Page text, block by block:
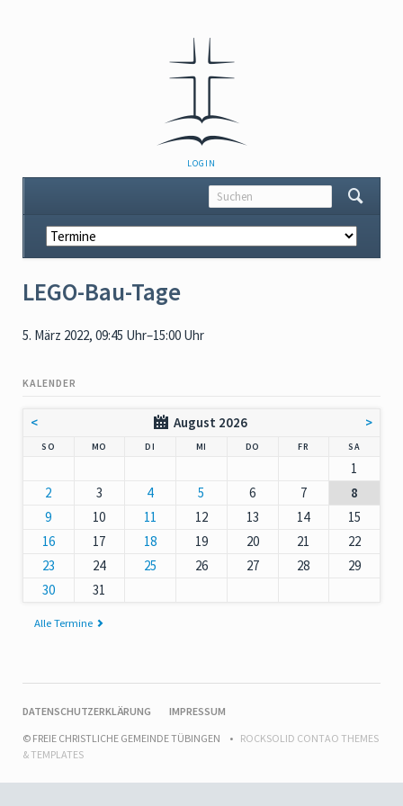
NAVIGATION
ÜBERSPRINGEN
LOGIN
Navigation
überspringen
LEGO-Bau-Tage
5. März 2022, 09:45 Uhr–15:00 Uhr
KALENDER
< August 2026 >
SO MO DI MI DO NNERSTAG
FR SAMSTAG
1
2
3 4 5 6 7
8
9
10 11 12 13 14
15
16
17 18 19 20 21
22
23
24 25 26 27 28
29
30
31
Alle Termine
NAVIGATION
DATENSCHUTZERKLÄRUNG
IMPRESSUM
© FREIE CHRISTLICHE GEMEINDE TÜBINGEN
ROCKSOLID CONTAO THEMES
& TEMPLATES